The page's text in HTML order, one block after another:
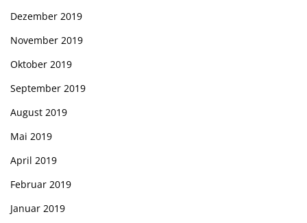
Dezember 2019
November 2019
Oktober 2019
September 2019
August 2019
Mai 2019
April 2019
Februar 2019
Januar 2019